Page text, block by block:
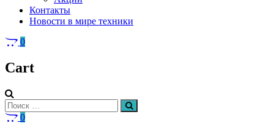
Контакты
Новости в мире техники
0
Cart
Искать: Поиск
0